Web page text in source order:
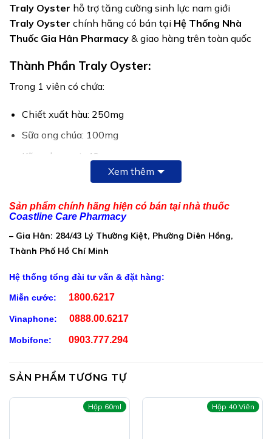
Traly Oyster hỗ trợ tăng cường sinh lực nam giới
Traly Oyster chính hãng có bán tại Hệ Thống Nhà
Thuốc Gia Hân Pharmacy & giao hàng trên toàn quốc
Thành Phần Traly Oyster:
Trong 1 viên có chứa:
Chiết xuất hàu: 250mg
Sữa ong chúa: 100mg
Kẽm gluconat: 40mg
Taurin: 4,5mg
Vitamin E: 2,5mg
Selen: 50 µg
Xem thêm
Sản phẩm chính hãng hiện có bán tại nhà thuốc
Coastline Care Pharmacy
– Gia Hân: 284/43 Lý Thường Kiệt, Phường Diên Hồng,
Thành Phố Hồ Chí Minh
Hệ thống tổng đài tư vấn & đặt hàng:
Miễn cước: 1800.6217
Vinaphone: 0888.00.6217
Mobifone: 0903.777.294
SẢN PHẨM TƯƠNG TỰ
Hộp 60ml Hộp 40 Viên